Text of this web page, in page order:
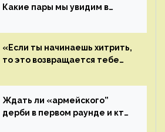
Какие пары мы увидим в
«Если ты начинаешь хитрить,
то это возвращается тебе
Ждать ли «армейского”
дерби в первом раунде и кто